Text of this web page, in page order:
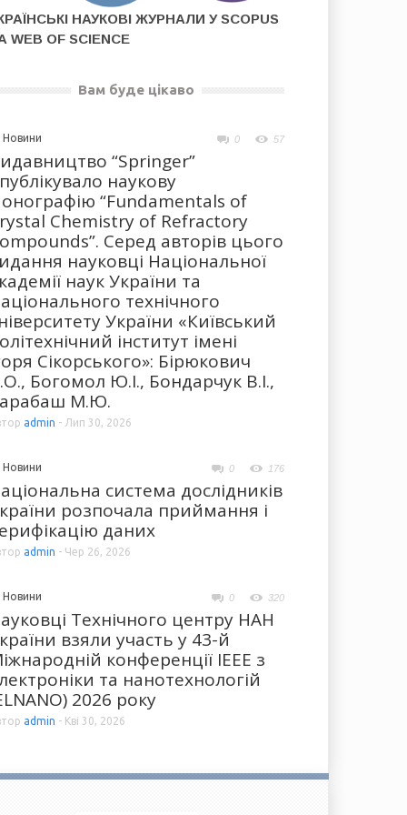
НАУКОВІ ЖУРНАЛИ У SCOPUS
WEB OF SCIENCE
Вам буде цікаво
Новини 0 57
“Springer”
наукову
“Fundamentals of
Chemistry of Refractory
Серед авторів цього
науковці Національної
наук України та
технічного
України «Київський
інститут імені
Сікорського»: Бірюкович
Богомол Ю.І., Бондарчук В.І.,
М.Ю.
admin - Лип 30, 2026
Новини 0 176
система дослідників
розпочала приймання і
даних
admin - Чер 26, 2026
Новини 0 320
Технічного центру НАН
взяли участь у 43-й
конференції IEEE з
та нанотехнологій
2026 року
admin - Кві 30, 2026